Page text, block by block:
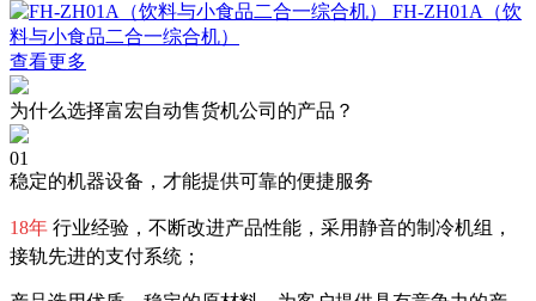
FH-ZH01A（饮
料与小食品二合一综合机）
查看更多
为什么选择富宏自动售货机公司的产品？
01
稳定的机器设备，才能提供可靠的便捷服务
18年 行业经验，不断改进产品性能，采用静音的制冷机组，
接轨先进的支付系统；